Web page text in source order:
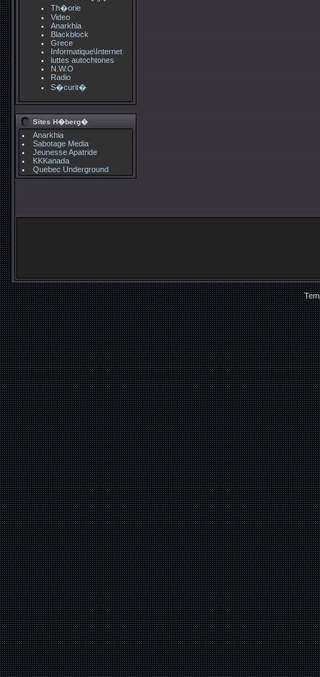
Th�orie
Video
Anarkhia
Blackblock
Grece
Informatique\Internet
luttes autochtones
N.W.O
Radio
S�curit�
Sites H�berg�
Anarkhia
Sabotage Media
Jeunesse Apatride
KKKanada
Quebec Underground